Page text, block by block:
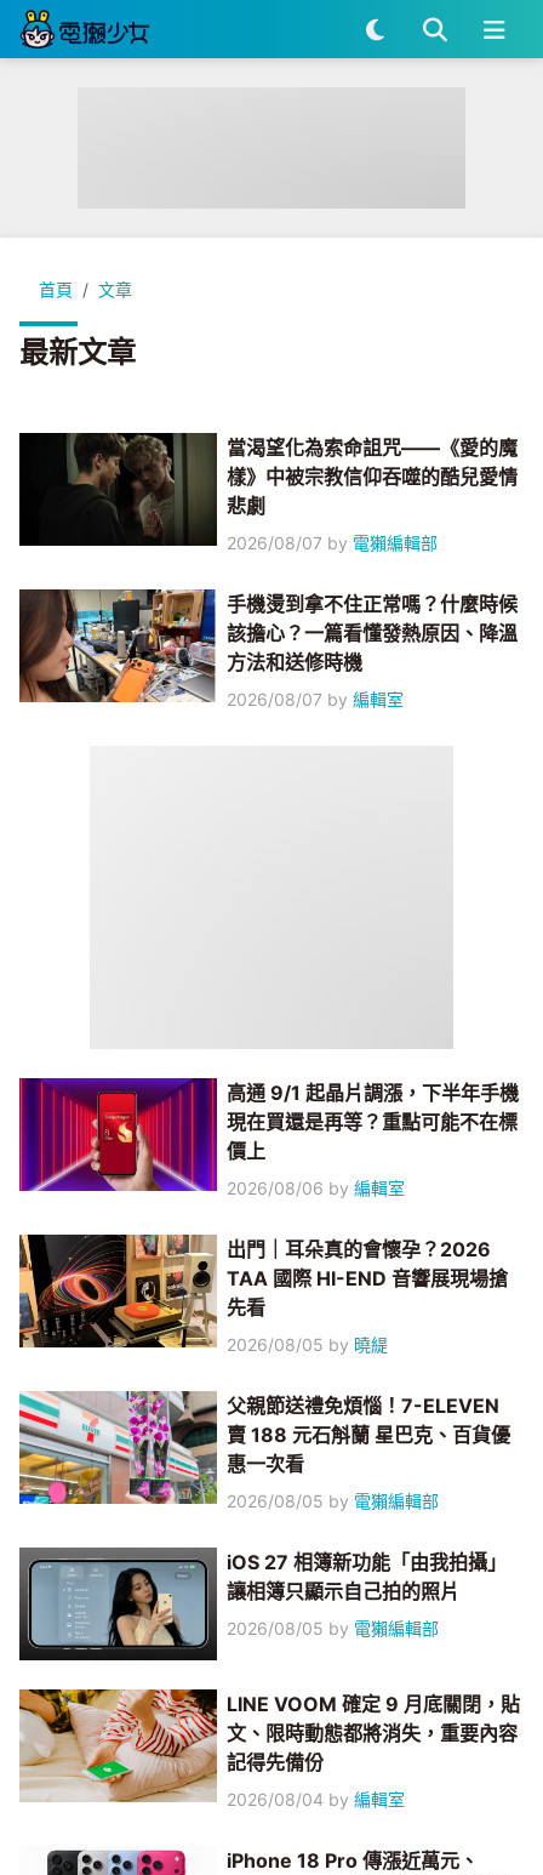
首頁 文章
最新文章
當渴望化為索命詛咒——《愛的魔
樣》中被宗教信仰吞噬的酷兒愛情
悲劇
2026/08/07 by 電獺編輯部
手機燙到拿不住正常嗎？什麼時候
該擔心？一篇看懂發熱原因、降溫
方法和送修時機
2026/08/07 by編輯室
高通 9/1 起晶片調漲，下半年手機
現在買還是再等？重點可能不在標
價上
2026/08/06 by編輯室
出門｜耳朵真的會懷孕？2026
TAA 國際 HI-END 音響展現場搶
先看
2026/08/05 by 曉緹
父親節送禮免煩惱！7-ELEVEN
賣 188 元石斛蘭 星巴克、百貨優
惠一次看
2026/08/05 by 電獺編輯部
iOS 27 相簿新功能「由我拍攝」
讓相簿只顯示自己拍的照片
2026/08/05 by 電獺編輯部
LINE VOOM 確定 9 月底關閉，貼
文、限時動態都將消失，重要內容
記得先備份
2026/08/04 by編輯室
iPhone 18 Pro 傳漲近萬元、